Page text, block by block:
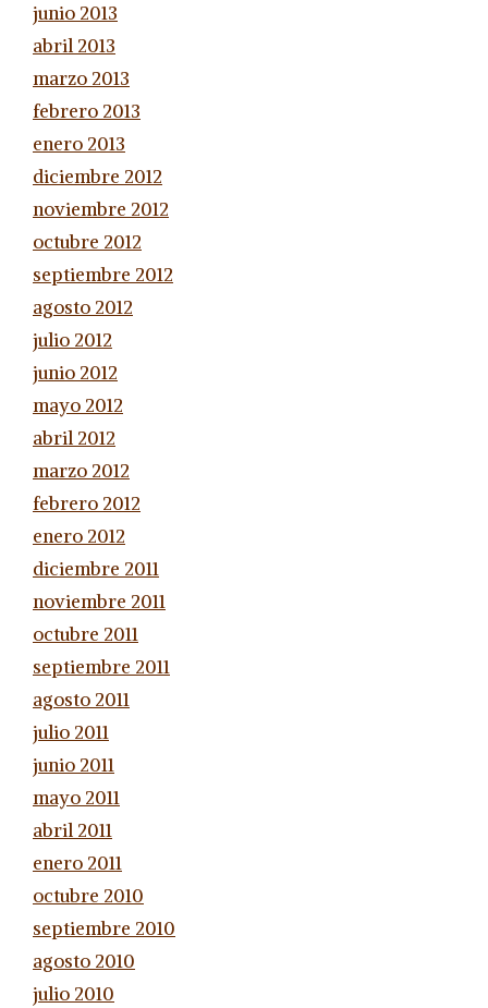
junio 2013
abril 2013
marzo 2013
febrero 2013
enero 2013
diciembre 2012
noviembre 2012
octubre 2012
septiembre 2012
agosto 2012
julio 2012
junio 2012
mayo 2012
abril 2012
marzo 2012
febrero 2012
enero 2012
diciembre 2011
noviembre 2011
octubre 2011
septiembre 2011
agosto 2011
julio 2011
junio 2011
mayo 2011
abril 2011
enero 2011
octubre 2010
septiembre 2010
agosto 2010
julio 2010